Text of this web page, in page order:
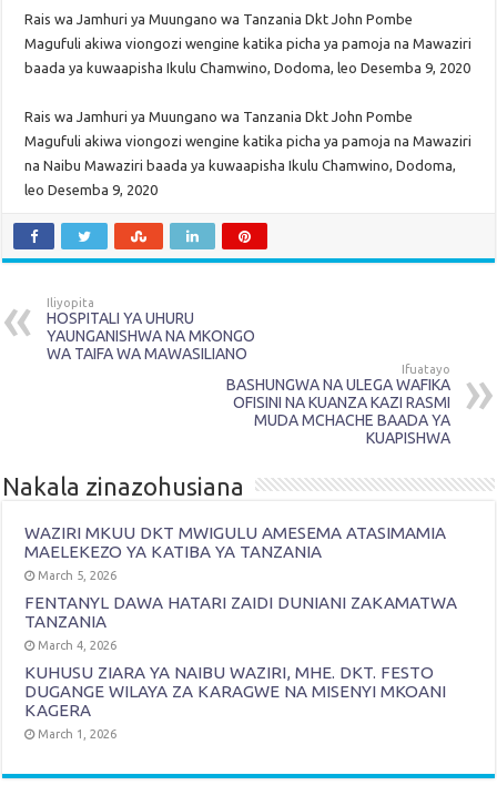
Rais wa Jamhuri ya Muungano wa Tanzania Dkt John Pombe
Magufuli akiwa viongozi wengine katika picha ya pamoja na Mawaziri
baada ya kuwaapisha Ikulu Chamwino, Dodoma, leo Desemba 9, 2020
Rais wa Jamhuri ya Muungano wa Tanzania Dkt John Pombe
Magufuli akiwa viongozi wengine katika picha ya pamoja na Mawaziri
na Naibu Mawaziri baada ya kuwaapisha Ikulu Chamwino, Dodoma,
leo Desemba 9, 2020
Iliyopita
HOSPITALI YA UHURU
YAUNGANISHWA NA MKONGO
WA TAIFA WA MAWASILIANO
Ifuatayo
BASHUNGWA NA ULEGA WAFIKA
OFISINI NA KUANZA KAZI RASMI
MUDA MCHACHE BAADA YA
KUAPISHWA
Nakala zinazohusiana
WAZIRI MKUU DKT MWIGULU AMESEMA ATASIMAMIA
MAELEKEZO YA KATIBA YA TANZANIA
March 5, 2026
FENTANYL DAWA HATARI ZAIDI DUNIANI ZAKAMATWA
TANZANIA
March 4, 2026
KUHUSU ZIARA YA NAIBU WAZIRI, MHE. DKT. FESTO
DUGANGE WILAYA ZA KARAGWE NA MISENYI MKOANI
KAGERA
March 1, 2026